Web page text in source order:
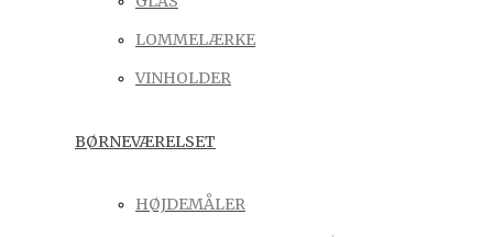
LOMMELÆRKE
VINHOLDER
BØRNEVÆRELSET
HØJDEMÅLER